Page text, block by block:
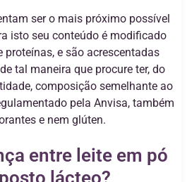
ser o mais próximo possível
isto seu conteúdo é modificado
proteínas, e são acrescentadas
tal maneira que procure ter, do
composição semelhante ao
pela Anvisa, também
e nem glúten.
entre leite em pó
lácteo?